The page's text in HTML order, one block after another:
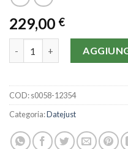
229,00 €
COD:s0058-12354
Categoria:Datejust